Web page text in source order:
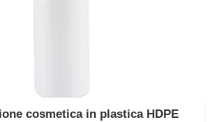
cosmetica in plastica HDPE